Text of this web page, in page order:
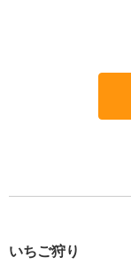
いちご狩り